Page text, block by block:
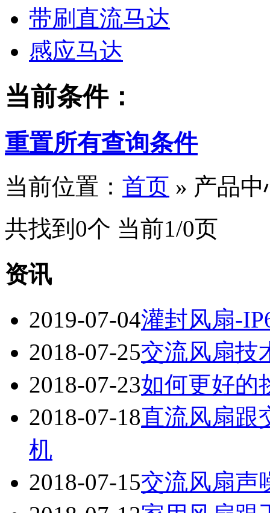
带刷直流马达
感应马达
当前条件：
重置所有查询条件
当前位置： 首页 » 产品
共找到0个 当前1/0页
资讯
2019-07-04灌封风扇-
2018-07-25交流风扇技
2018-07-23如何更好的
2018-07-18直流风扇跟
机
2018-07-15交流风扇声